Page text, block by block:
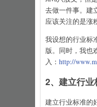
去做一件事。建
应该关注的是涨
我设想的行业标
版。同时，我也
入： http://
2、建立行
建立行业标准的